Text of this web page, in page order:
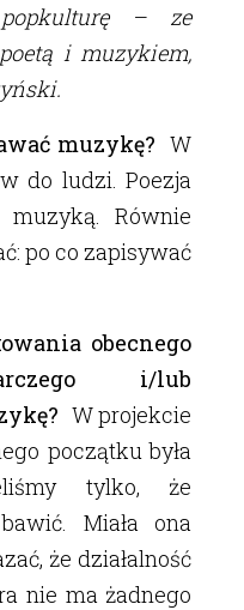
popkulturę – ze
i muzykiem,
muzykę? W
do ludzi. Poezja
Równie
po co zapisywać
obecnego
i/lub
W projekcie
początku była
tylko, że
Miała ona
że działalność
nie ma żadnego